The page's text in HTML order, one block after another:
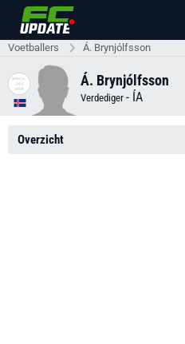
Voetballers Á. Brynjólfsson
Á. Brynjólfsson
Verdediger - ÍA
Overzicht